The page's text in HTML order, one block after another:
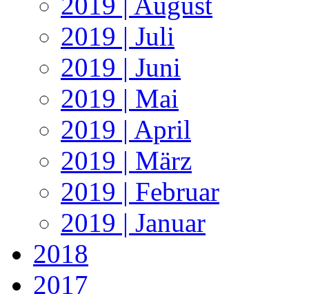
2019 | Juli
2019 | Juni
2019 | Mai
2019 | April
2019 | März
2019 | Februar
2019 | Januar
2018
2017